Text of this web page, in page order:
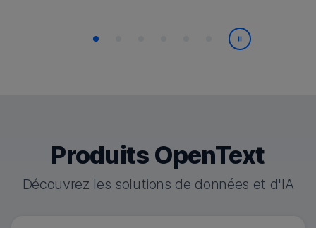
Lecture/
Produits OpenText
Découvrez les solutions de données et d'IA